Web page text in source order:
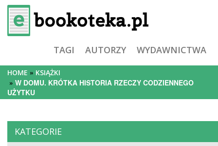
TAGI AUTORZY WYDAWNICTWA
HOME KSIĄŻKI
W DOMU. KRÓTKA HISTORIA RZECZY CODZIENNEGO
UŻYTKU
KATEGORIE